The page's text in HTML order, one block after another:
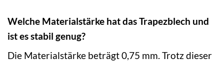
Welche Materialstärke hat das Trapezblech und
ist es stabil genug?
Die Materialstärke beträgt 0,75 mm. Trotz dieser